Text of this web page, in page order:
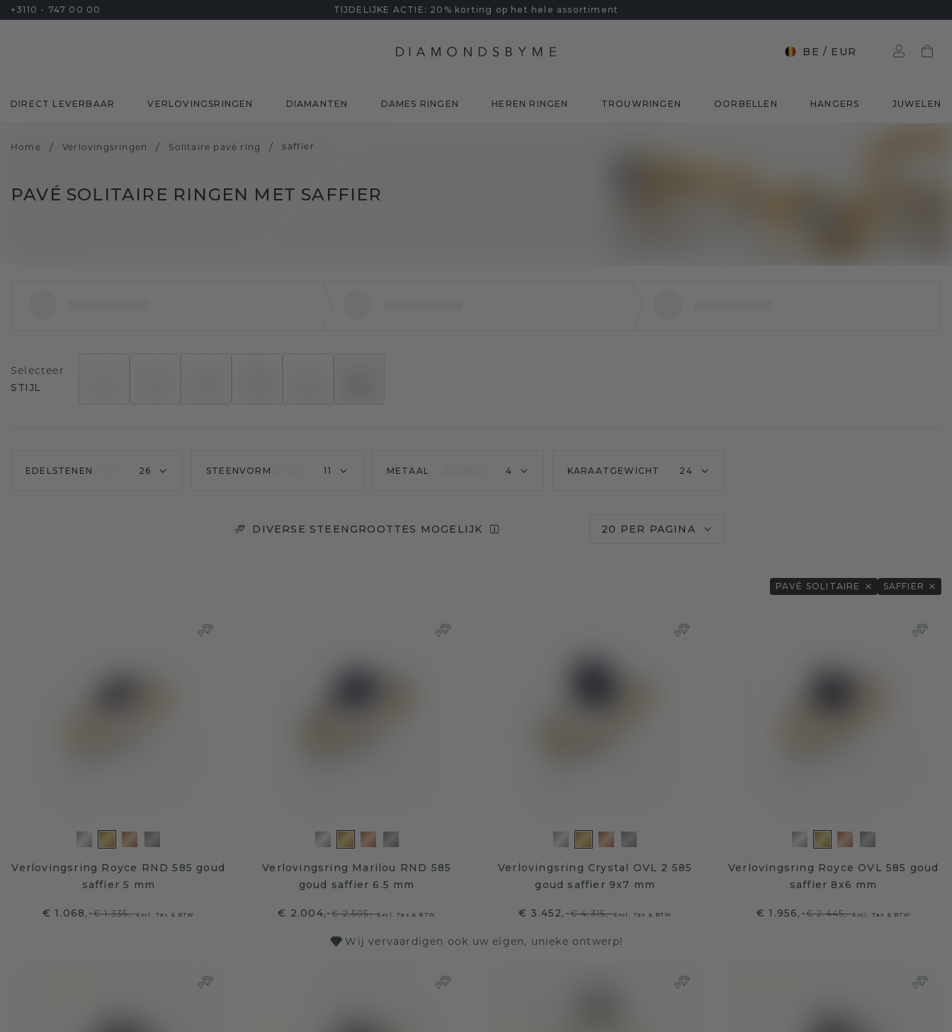
+3110 - 747 00 00 TIJDELIJKE ACTIE: 20% korting op het hele assortiment
BE / EUR
DIRECT LEVERBAAR VERLOVINGSRINGEN DIAMANTEN DAMES RINGEN HEREN RINGEN TROUWRINGEN OORBELLEN HANGERS JUWELEN
Home / Verlovingsringen / Solitaire pavé ring / saffier
PAVÉ SOLITAIRE RINGEN MET SAFFIER
Selecteer
STIJL
EDELSTENEN 26 STEENVORM 11 METAAL 4 KARAATGEWICHT 24
DIVERSE STEENGROOTTES MOGELIJK 20 PER PAGINA
PAVÉ SOLITAIRE SAFFIER
Verlovingsring Royce RND 585 goud
saffier 5 mm
€ 1.068,-€ 1.335,-Excl. Tax & BTW
Verlovingsring Marilou RND 585
goud saffier 6.5 mm
€ 2.004,-€ 2.505,-Excl. Tax & BTW
Verlovingsring Crystal OVL 2 585
goud saffier 9x7 mm
€ 3.452,-€ 4.315,-Excl. Tax & BTW
Verlovingsring Royce OVL 585 goud
saffier 8x6 mm
€ 1.956,-€ 2.445,-Excl. Tax & BTW
Wij vervaardigen ook uw eigen, unieke ontwerp!